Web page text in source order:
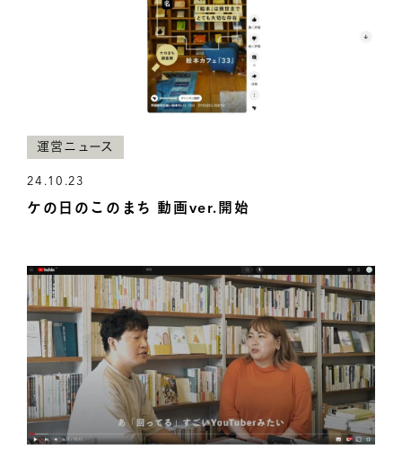
運営ニュース
24.10.23
ケの日のこのまち 動画ver.開始